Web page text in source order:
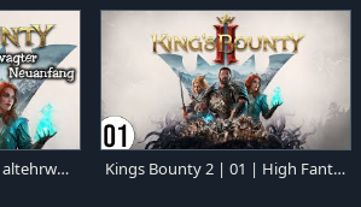
Ein neuer Blick auf eine altehrwürdige Reihe: King's Bounty II Kings Bounty 2 | 01 | High Fantasy Rollenspiel mit Rundenstrategie | deutsch